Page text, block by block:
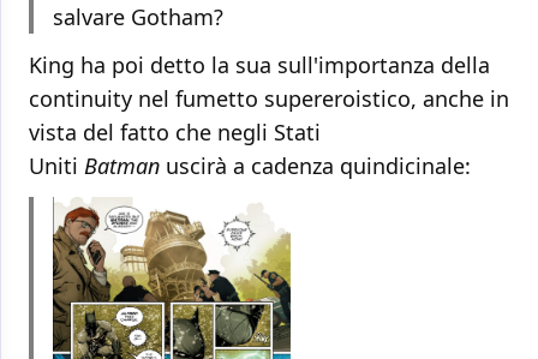
salvare Gotham?
King ha poi detto la sua sull'importanza della
continuity nel fumetto supereroistico, anche in
vista del fatto che negli Stati
Uniti Batman uscirà a cadenza quindicinale: